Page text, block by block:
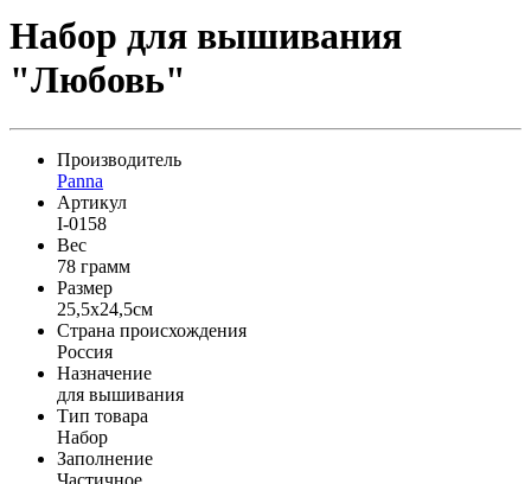
Набор для вышивания
"Любовь"
Производитель
Panna
Артикул
I-0158
Вес
78 грамм
Размер
25,5x24,5см
Страна происхождения
Россия
Назначение
для вышивания
Тип товара
Набор
Заполнение
Частичное